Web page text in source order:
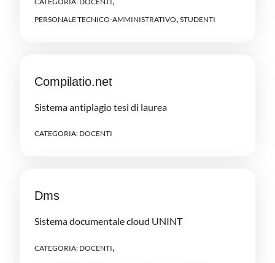
PERSONALE TECNICO-AMMINISTRATIVO, STUDENTI
Compilatio.net
Sistema antiplagio tesi di laurea
CATEGORIA: DOCENTI
Dms
Sistema documentale cloud UNINT
CATEGORIA: DOCENTI,